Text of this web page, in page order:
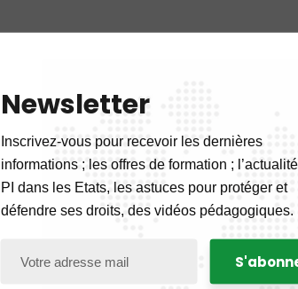
Newsletter
Inscrivez-vous pour recevoir les dernières
informations ; les offres de formation ;
PI dans les Etats, les astuces pour protéger et
défendre ses droits, des vidéos pédagogiques.